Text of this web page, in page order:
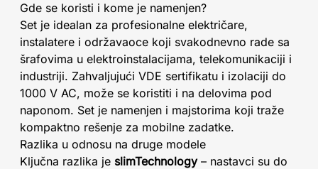
Gde se koristi i kome je namenjen?
Set je idealan za profesionalne električare,
instalatere i održavaoce koji svakodnevno rade sa
šrafovima u elektroinstalacijama, telekomunikaciji i
industriji. Zahvaljujući VDE sertifikatu i izolaciji do
1000 V AC, može se koristiti i na delovima pod
naponom. Set je namenjen i majstorima koji traže
kompaktno rešenje za mobilne zadatke.
Razlika u odnosu na druge modele
Ključna razlika je slimTechnology– nastavci su do